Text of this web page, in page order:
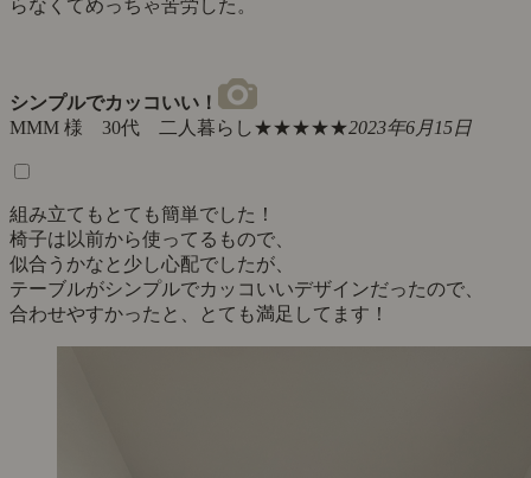
らなくてめっちゃ苦労した。
シンプルでカッコいい！
MMM 様 30代 二人暮らし★★★★★2023年6月15日
組み立てもとても簡単でした！
椅子は以前から使ってるもので、
似合うかなと少し心配でしたが、
テーブルがシンプルでカッコいいデザインだったので、
合わせやすかったと、とても満足してます！